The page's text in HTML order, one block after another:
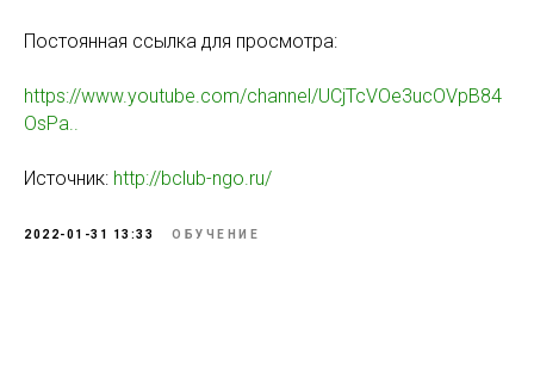
Постоянная ссылка для просмотра:
https://www.youtube.com/channel/UCjTcVOe3ucOVpB84
OsPa..
Источник: http://bclub-ngo.ru/
2022-01-31 13:33 ОБУЧЕНИЕ